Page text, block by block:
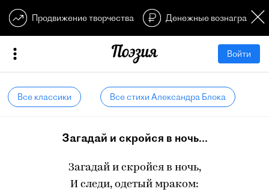
Продвижение творчества Денежные
Войти
Все классики Все стихи Александра Блока
Загадай и скройся в ночь...
Загадай и скройся в ночь,
И следи, одетый мраком: